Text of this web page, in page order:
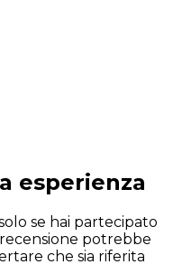
esperienza
se hai partecipato
potrebbe
che sia riferita